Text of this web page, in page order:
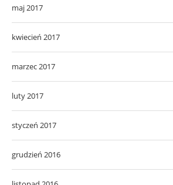
maj 2017
kwiecień 2017
marzec 2017
luty 2017
styczeń 2017
grudzień 2016